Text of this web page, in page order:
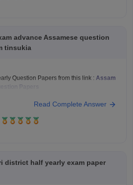
advance Assamese question
tinsukia
Question Papers from this link : Assam
Papers
Read Complete Answer
district half yearly exam paper